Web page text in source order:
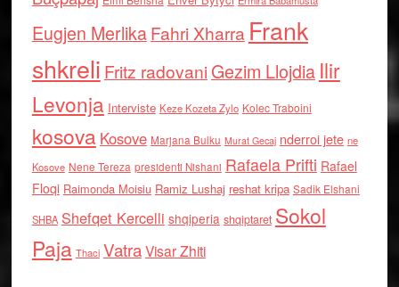
Eugjen MerlikaFahri Xharra Frank
shkreli Fritz radovaniGezim Llojdia Ilir
Levonja Interviste Keze Kozeta Zylo Kolec Traboini
kosova Kosove Marjana Bulku Murat Gecaj nderroi jete ne
Kosove Nene Tereza presidenti Nishani Rafaela Prifti Rafael
Floqi Raimonda Moisiu Ramiz Lushaj reshat kripa Sadik Elshani
SHBA Shefqet Kercelli shqiperia shqiptaret Sokol
Paja Thaci VatraVisar Zhiti